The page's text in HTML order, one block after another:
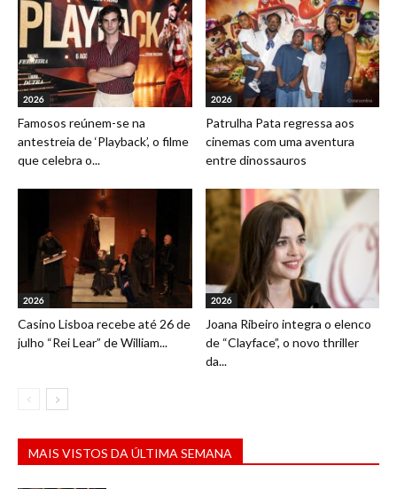
2026
Famosos reúnem-se na
antestreia de ‘Playback’, o filme
que celebra o...
2026
Patrulha Pata regressa aos
cinemas com uma aventura
entre dinossauros
2026
Casino Lisboa recebe até 26 de
julho “Rei Lear” de William...
2026
Joana Ribeiro integra o elenco
de “Clayface”, o novo thriller
da...
MAIS VISTOS DA ÚLTIMA SEMANA